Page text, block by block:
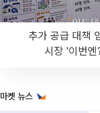
추가 공급 대책
시장 '이번
마켓 뉴스